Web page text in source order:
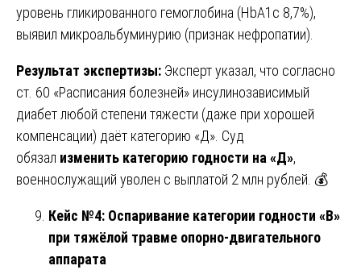
уровень гликированного гемоглобина (HbA1c 8,7%),
выявил микроальбуминурию (признак нефропатии).
Результат экспертизы: Эксперт указал, что согласно
ст. 60 «Расписания болезней» инсулинозависимый
диабет любой степени тяжести (даже при хорошей
компенсации) даёт категорию «Д». Суд
обязал изменить категорию годности на «Д»,
военнослужащий уволен с выплатой 2 млн рублей. 💰
Кейс №4: Оспаривание категории годности «В»
при тяжёлой травме опорно-двигательного
аппарата